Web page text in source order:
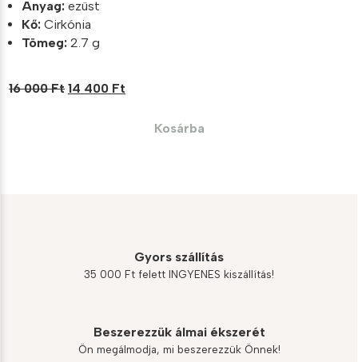
Anyag: ezüst
Kő: Cirkónia
Tömeg: 2.7 g
16 000Ft Original
14 400 Ft
Kosárba
Gyors szállítás
35 000 Ft felett INGYENES kiszállítás!
Beszerezzük álmai ékszerét
Ön megálmodja, mi beszerezzük Önnek!